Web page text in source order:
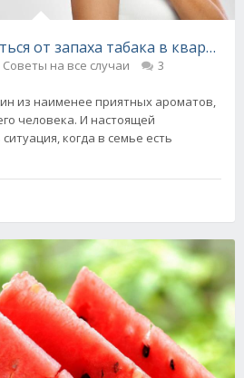
от запаха табака в
Советы на все случаи 3
из наименее приятных ароматов,
человека. И настоящей
когда в семье есть